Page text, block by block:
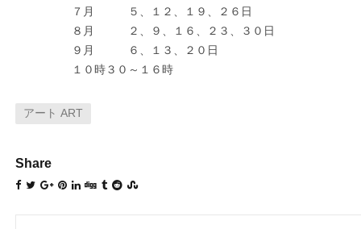
７月 ５、１２、１９、２６日
８月 ２、９、１６、２３、３０日
９月 ６、１３、２０日
１０時３０～１６時
アート ART
Share